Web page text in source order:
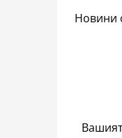
Новини